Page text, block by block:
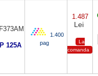
125A
1.400
pag
1.487
Lei
La
comanda